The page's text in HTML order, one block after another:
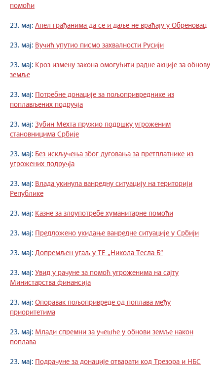
помоћи
23. мај: Апел грађанима да се и даље не враћају у Обреновац
23. мај: Вучић упутио писмо захвалности Русији
23. мај: Кроз измену закона омогућити радне акције за обнову
земље
23. мај:
Потребне донације за пољопривреднике из
поплављених подручја
23. мај: Зубин Мехта пружио подршку угроженим
становницима Србије
23. мај: Без искључења због дуговања за претплатнике из
угрожених подручја
23. мај: Влада укинула ванредну ситуацију на територији
Републике
23. мај: Казне за злоупотребе хуманитарне помоћи
23. мај: Предложено укидање ванредне ситуације у Србији
23. мај: Допремљен угаљ у ТЕ „Никола Тесла Б“
23. мај: Увид у рачуне за помоћ угроженима на сајту
Министарства финансија
23. мај: Опоравак пољопривреде од поплава међу
приоритетима
23. мај: Млади спремни за учешће у обнови земље након
поплава
23. мај: Подрачуне за донације отварати код Трезора и НБС